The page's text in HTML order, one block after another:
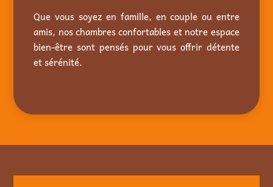
Que vous soyez en famille, en couple ou entre
amis, nos chambres confortables et notre espace
bien-être sont pensés pour vous offrir détente
et sérénité.